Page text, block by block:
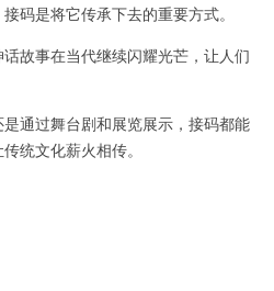
是将它传承下去的重要方式。
故事在当代继续闪耀光芒，让人们
通过舞台剧和展览展示，接码都能
统文化薪火相传。